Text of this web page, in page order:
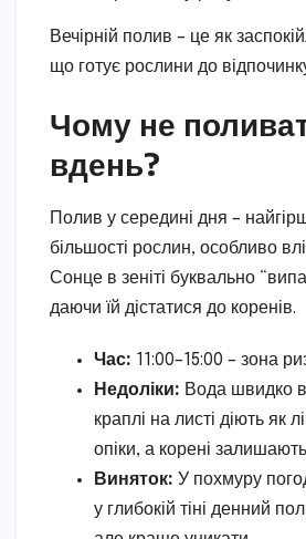
Вечірній полив – це як
що готує рослини до
Чому не
вдень?
Полив у середині дня –
більшості рослин, особливо
Сонце в зеніті буквально
даючи їй дістатися до коренів.
Час: 11:00–15:00 – зона
Недоліки: Вода швидко
краплі на листі діють як
опіки, а корені
Виняток: У похмуру
у глибокій тіні денний